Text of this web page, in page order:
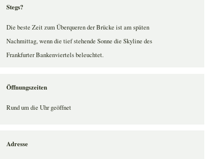
Stegs?
Die beste Zeit zum Überqueren der Brücke ist am späten
Nachmittag, wenn die tief stehende Sonne die Skyline des
Frankfurter Bankenviertels beleuchtet.
Öffnungszeiten
Rund um die Uhr geöffnet
Adresse